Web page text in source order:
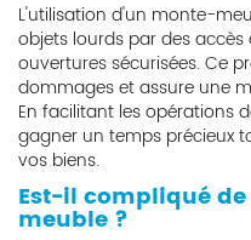
L'utilisation d'un monte-
objets lourds par des
ouvertures sécurisées. Ce
dommages et assure une
En facilitant les opérations
gagner un temps précieux
vos biens.
Est-il compliqué
meuble ?